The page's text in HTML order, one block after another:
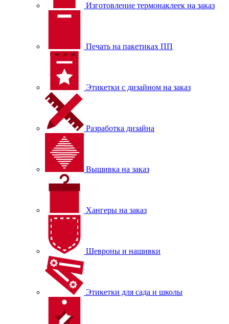
Изготовление термонаклеек на заказ
Печать на пакетиках ПП
Этикетки с дизайном на заказ
Разработка дизайна
Вышивка на заказ
Хангеры на заказ
Шевроны и нашивки
Этикетки для сада и школы